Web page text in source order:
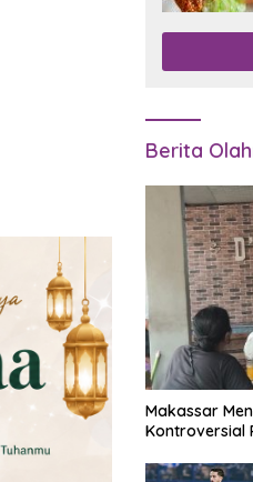
Berita
Makassar
Kontroversial